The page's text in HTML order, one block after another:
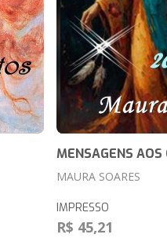
MENSAGENS AOS
MAURA SOARES
IMPRESSO
R$ 45,21